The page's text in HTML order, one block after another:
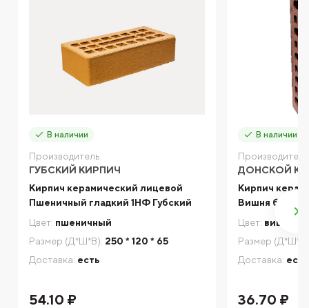
В наличии
Производитель:
ГУБСКИЙ КИРПИЧ
Кирпич керамический лицевой
Пшеничный гладкий 1НФ Губский
Цвет: пшеничный
Размер (Д*Ш*В): 250 * 120 * 65
Доставка: есть
54.10 ₽
В наличии
ДОНСКОЙ
Кирпич
Вишня
Цвет:
Размер
Доставка: есть
36.70 ₽